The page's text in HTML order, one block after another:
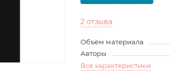
2 отзыва
Объём материала
Авторы
Все характеристики